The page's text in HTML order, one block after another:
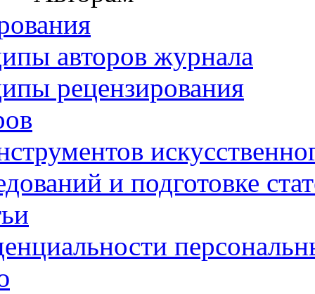
авторов журнала
рецензирования
и подготовке